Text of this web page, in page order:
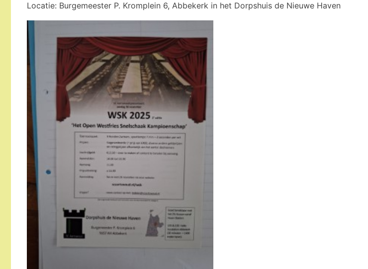
Locatie: Burgemeester P. Kromplein 6, Abbekerk in het Dorpshuis de Nieuwe Haven